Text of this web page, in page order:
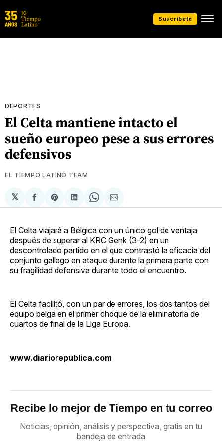
Suscríbete
DEPORTES
El Celta mantiene intacto el
sueño europeo pese a sus errores
defensivos
EL TIEMPO LATINO TEAM
𝕏
Compartir
en
Share
on
Compartir
en
Share
on
Compartir
via
El Celta viajará a Bélgica con un único gol de ventaja
después de superar al KRC Genk (3-2) en un
descontrolado partido en el que contrastó la eficacia del
conjunto gallego en ataque durante la primera parte con
su fragilidad defensiva durante todo el encuentro.
El Celta facilitó, con un par de errores, los dos tantos del
equipo belga en el primer choque de la eliminatoria de
cuartos de final de la Liga Europa.
www.diariorepublica.com
Recibe lo mejor de Tiempo en tu correo
Noticias, opinión, análisis y perspectiva, gratis en tu
bandeja de entrada